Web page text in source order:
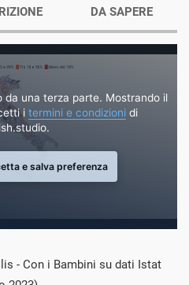
una terza parte. Mostrando il
i termini e condizioni di
e salva preferenza
DA SAPERE
- Con i Bambini su dati Istat